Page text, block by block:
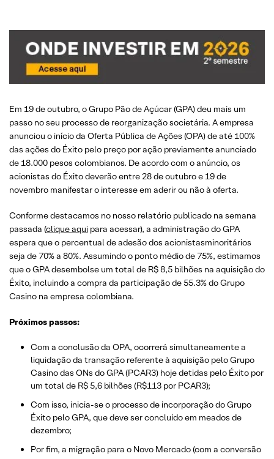
Em 19 de outubro, o Grupo Pão de Açúcar (GPA) deu mais um
passo no seu processo de reorganização societária. A empresa
anunciou o início da Oferta Pública de Ações (OPA) de até 100%
das ações do Éxito pelo preço por ação previamente anunciado
de 18.000 pesos colombianos. De acordo com o anúncio, os
acionistas do Éxito deverão entre 28 de outubro e 19 de
novembro manifestar o interesse em aderir ou não à oferta.
Conforme destacamos no nosso relatório publicado na semana
passada (clique aqui para acessar), a administração do GPA
espera que o percentual de adesão dos acionistasminoritários
seja de 70% a 80%. Assumindo o ponto médio de 75%, estimamos
que o GPA desembolse um total de R$ 8,5 bilhões na aquisição do
Éxito, incluindo a compra da participação de 55.3% do Grupo
Casino na empresa colombiana.
Próximos passos:
Com a conclusão da OPA, ocorrerá simultaneamente a
liquidação da transação referente à aquisição pelo Grupo
Casino das ONs do GPA (PCAR3) hoje detidas pelo Éxito por
um total de R$ 5,6 bilhões (R$113 por PCAR3);
Com isso, inicia-se o processo de incorporação do Grupo
Éxito pelo GPA, que deve ser concluído em meados de
dezembro;
Por fim, a migração para o Novo Mercado (com a conversão